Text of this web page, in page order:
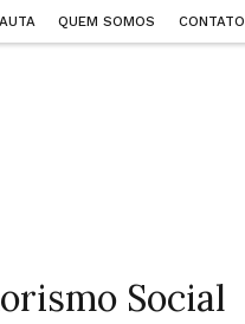
QUEM SOMOS CONTATO
Social